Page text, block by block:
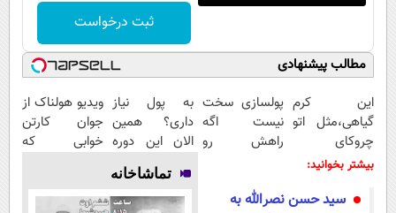
ثبت درخواست
مطالب پیشنهادی
این کرم
گیاهی،مثل اتو
چروکای
پوستتوصاف
پولسازی سخت
نیست اگه
راهش رو
به پول نیاز
داری؟ همین
الان این دوره
رایگان رو شرکت
کن تا دیر
نشده!
ویدیو هولناک از
جوان کارتن
خوابی که
بیشتر بخوانید:
سید حسن نصرالله به
تماشاخانه